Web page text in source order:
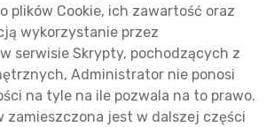
plików Cookie, ich zawartość oraz
wykorzystanie przez
serwisie Skrypty, pochodzących z
Administrator nie ponosi
na tyle na ile pozwala na to prawo.
zamieszczona jest w dalszej części